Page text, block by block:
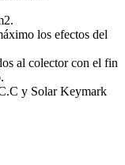
los efectos del
al colector con el fin
y Solar Keymark